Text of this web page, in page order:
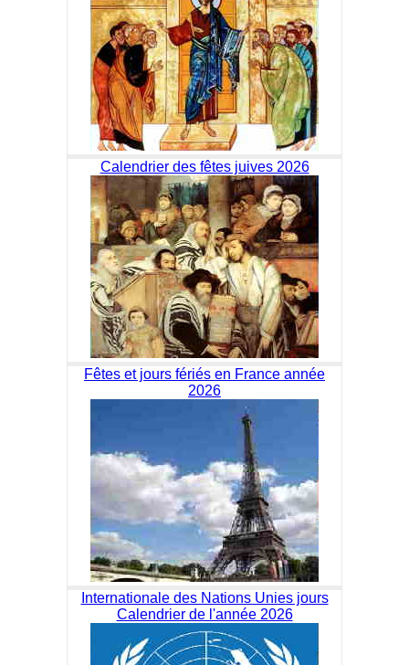
Calendrier des fêtes juives 2026
Fêtes et jours fériés en France année
2026
Internationale des Nations Unies jours
Calendrier de l'année 2026